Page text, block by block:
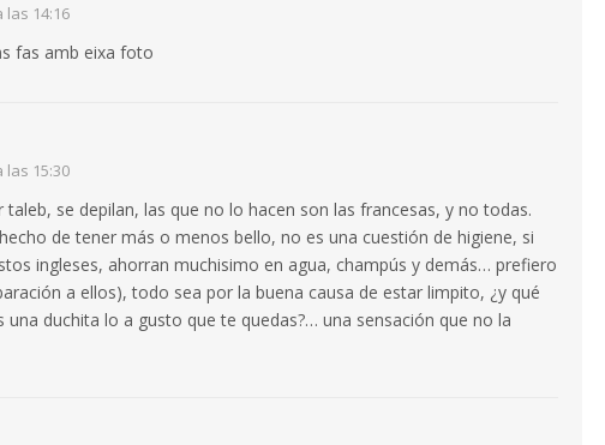
las 14:16
fas amb eixa foto
las 15:30
taleb, se depilan, las que no lo hacen son las francesas, y no todas.
de tener más o menos bello, no es una cuestión de higiene, si
ingleses, ahorran muchisimo en agua, champús y demás… prefiero
a ellos), todo sea por la buena causa de estar limpito, ¿y qué
una duchita lo a gusto que te quedas?… una sensación que no la